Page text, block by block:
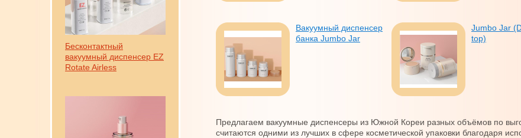
Бесконтактный
вакуумный диспенсер EZ
Rotate Airless
Вакуумный диспенсер
банка Jumbo Jar
Jumbo Jar
top)
Предлагаем вакуумные диспенсеры из Южной Кореи разных объёмов по
считаются одними из лучших в сфере косметической упаковки благодаря